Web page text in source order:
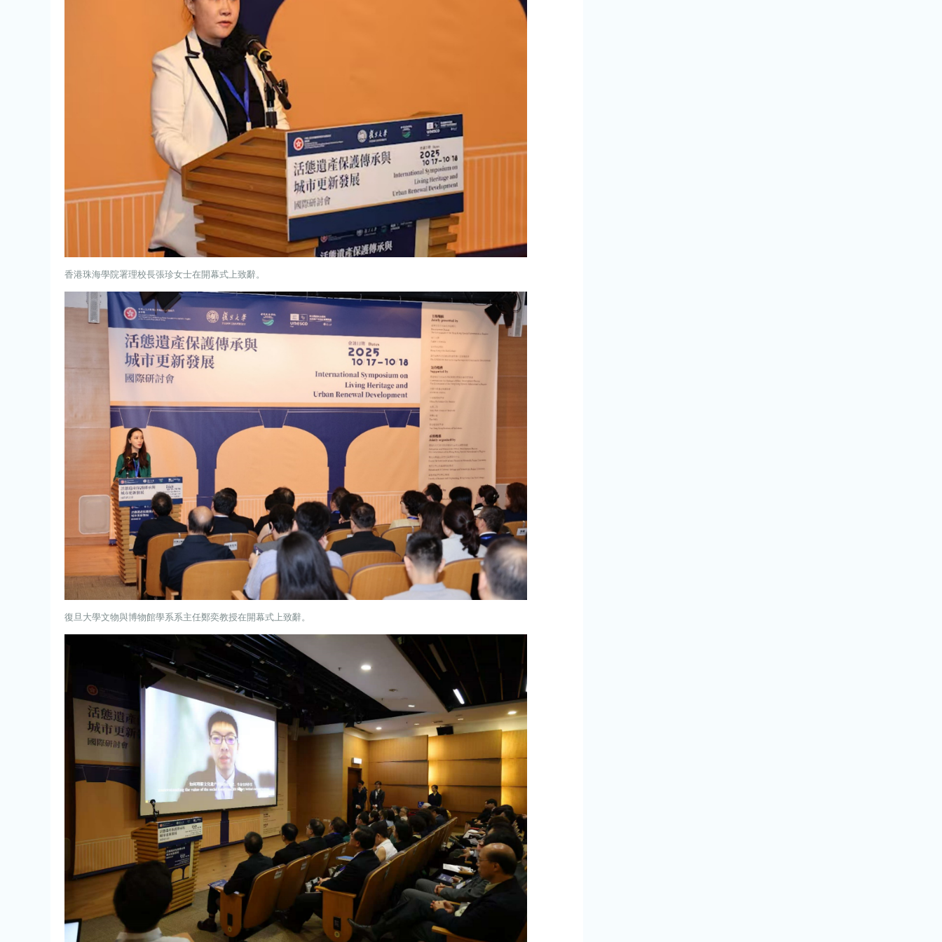
香港珠海學院署理校長張珍女士在開幕式上致辭。
復旦大學文物與博物館學系系主任鄭奕教授在開幕式上致辭。